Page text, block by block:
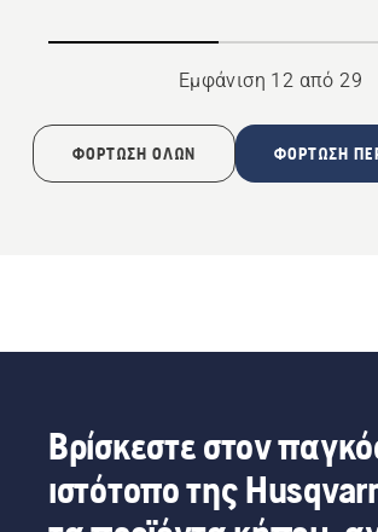
Εμφάνιση 12 από 29
ΦΌΡΤΩΣΗ ΌΛΩΝ ΦΌΡΤΩΣΗ
Βρίσκεστε στον
ιστότοπο της